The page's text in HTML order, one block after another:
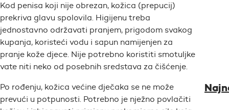
Kod penisa koji nije obrezan, kožica (prepucij)
prekriva glavu spolovila. Higijenu treba
jednostavno održavati pranjem, prigodom svakog
kupanja, koristeći vodu i sapun namijenjen za
pranje kože djece. Nije potrebno koristiti smotuljke
vate niti neko od posebnih sredstava za čišćenje.
Po rođenju, kožica većine dječaka se ne može
prevući u potpunosti. Potrebno je nježno povlačiti